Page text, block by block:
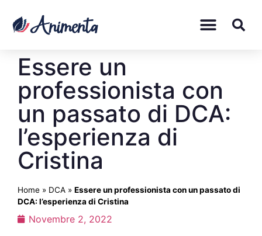
Essere un
professionista con
un passato di DCA:
l’esperienza di
Cristina
Home » DCA » Essere un professionista con un passato di
DCA: l’esperienza di Cristina
Novembre 2, 2022